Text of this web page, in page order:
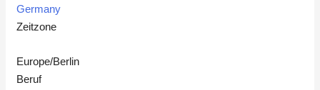
Germany
Zeitzone
Europe/Berlin
Beruf